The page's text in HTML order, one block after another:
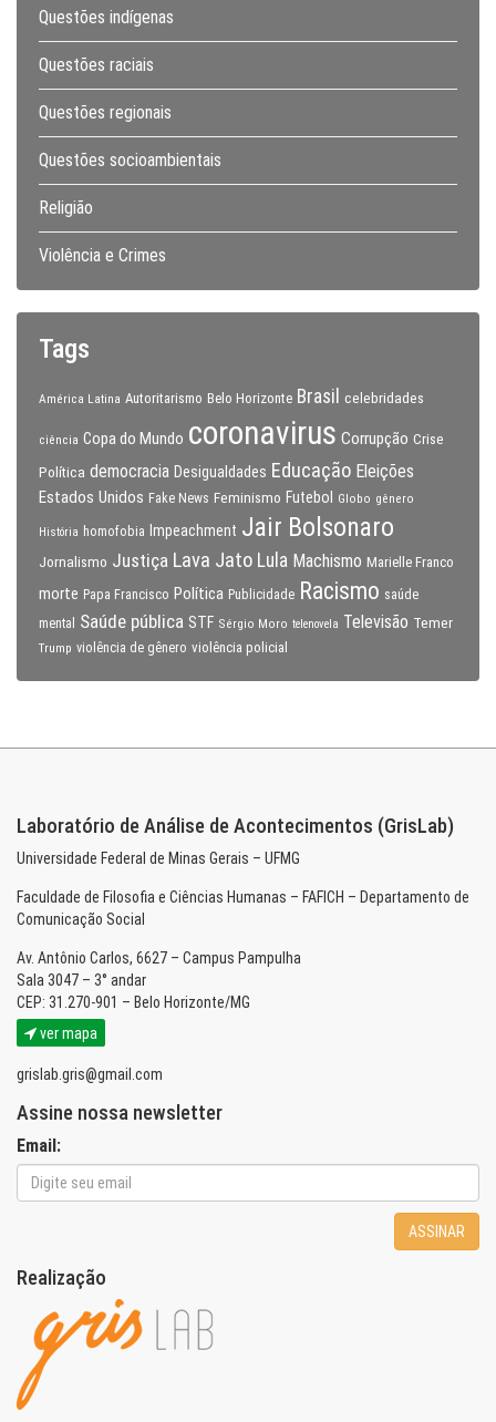
Questões indígenas
Questões raciais
Questões regionais
Questões socioambientais
Religião
Violência e Crimes
Tags
América Latina Autoritarismo Belo Horizonte Brasil celebridades
ciência Copa do Mundo coronavirus Corrupção Crise
Política democracia Desigualdades Educação Eleições
Estados Unidos Fake News Feminismo Futebol Globo gênero
História homofobia Impeachment Jair Bolsonaro
Jornalismo Justiça Lava Jato Lula Machismo Marielle Franco
morte Papa Francisco Política Publicidade Racismo saúde
mental
Saúde pública STF Sérgio Moro telenovela Televisão Temer
Trump violência de gênero violência policial
Laboratório de Análise de Acontecimentos (GrisLab)
Universidade Federal de Minas Gerais – UFMG
Faculdade de Filosofia e Ciências Humanas – FAFICH – Departamento de
Comunicação Social
Av. Antônio Carlos, 6627 – Campus Pampulha
Sala 3047 – 3° andar
CEP: 31.270-901 – Belo Horizonte/MG
ver mapa
grislab.gris@gmail.com
Assine nossa newsletter
Email:
ASSINAR
Realização